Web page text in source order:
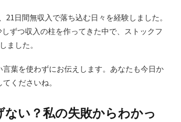
日間無収入で落ち込む日々を経験しました。
ずつ収入の柱を作ってきた中で、ストックフ
ました。
葉を使わずにお伝えします。あなたも今日か
くださいね。
い？私の失敗からわかっ